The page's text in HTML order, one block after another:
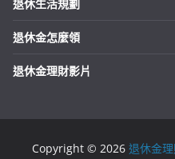
退休生活規劃
退休金怎麼領
退休金理財影片
Copyright © 2026 退休金